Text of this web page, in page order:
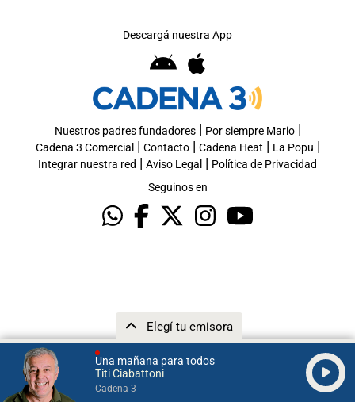
Una mañana para todos
Titi Ciabattoni
Cadena 3
Elegí tu emisora
Descargá nuestra App
Nuestros padres fundadores| Por siempre Mario|
Cadena 3 Comercial | Contacto| Cadena Heat | La Popu |
Integrar nuestra red | Aviso Legal | Política de Privacidad
Seguinos en